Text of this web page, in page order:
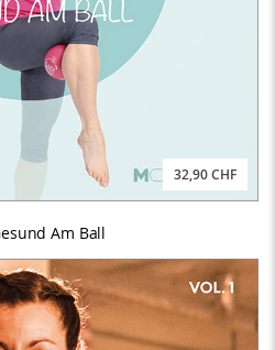
32,90 CHF
Am Ball